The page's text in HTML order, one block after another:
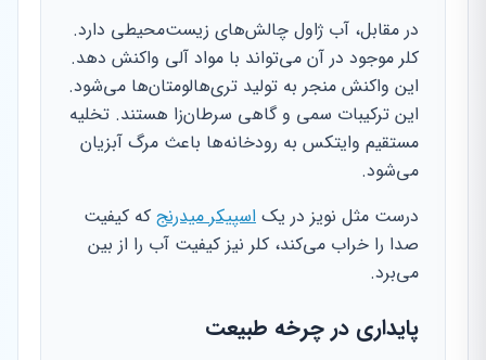
در مقابل، آب ژاول چالش‌های زیست‌محیطی دارد.
کلر موجود در آن می‌تواند با مواد آلی واکنش دهد.
این واکنش منجر به تولید تری‌هالومتان‌ها می‌شود.
این ترکیبات سمی و گاهی سرطان‌زا هستند. تخلیه
مستقیم وایتکس به رودخانه‌ها باعث مرگ آبزیان
می‌شود.
درست مثل نویز در یک اسپیکر میدرنج که کیفیت
صدا را خراب می‌کند، کلر نیز کیفیت آب را از بین
می‌برد.
پایداری در چرخه طبیعت